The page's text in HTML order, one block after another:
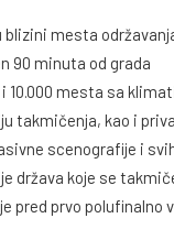
mesta
90 minuta od grada
10.000 mesta sa
takmičenja, kao i
scenografije i
država koje se
pred prvo polufinalno